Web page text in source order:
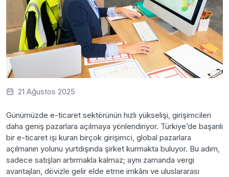
21 Ağustos 2025
Günümüzde e-ticaret sektörünün hızlı yükselişi, girişimcileri
daha geniş pazarlara açılmaya yönlendiriyor. Türkiye’de başarılı
bir e-ticaret işi kuran birçok girişimci, global pazarlara
açılmanın yolunu yurtdışında şirket kurmakta buluyor. Bu adım,
sadece satışları artırmakla kalmaz; aynı zamanda vergi
avantajları, dövizle gelir elde etme imkânı ve uluslararası